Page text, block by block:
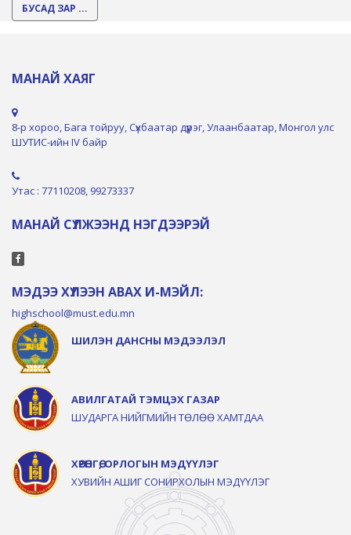
БУСАД ЗАР ...
МАНАЙ ХАЯГ
8-р хороо, Бага тойруу, Сүхбаатар дүүрэг, Улаанбаатар, Монгол улс
ШУТИС-ийн IV байр
Утас : 77110208, 99273337
МАНАЙ СҮЛЖЭЭНД НЭГДЭЭРЭЙ
МЭДЭЭ ХҮЛЭЭН АВАХ И-МЭЙЛ:
highschool@must.edu.mn
ШИЛЭН ДАНСНЫ МЭДЭЭЛЭЛ
АВИЛГАТАЙ ТЭМЦЭХ ГАЗАР
ШУДАРГА НИЙГМИЙН ТӨЛӨӨ ХАМТДАА
ХӨРӨНГӨ, ОРЛОГЫН МЭДҮҮЛЭГ
ХУВИЙН АШИГ СОНИРХОЛЫН МЭДҮҮЛЭГ